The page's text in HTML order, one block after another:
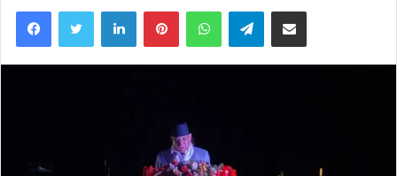
FacebookTwitter LinkedInPinterestWhatsAppTelegramShare via Email